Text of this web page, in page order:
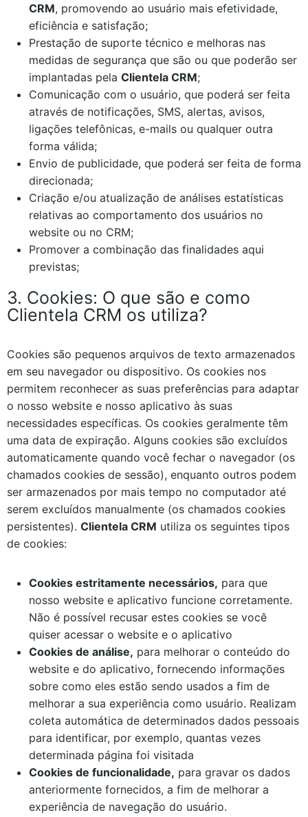
CRM, promovendo ao usuário mais efetividade,
eficiência e satisfação;
Prestação de suporte técnico e melhoras nas
medidas de segurança que são ou que poderão ser
implantadas pela Clientela CRM;
Comunicação com o usuário, que poderá ser feita
através de notificações, SMS, alertas, avisos,
ligações telefônicas, e-mails ou qualquer outra
forma válida;
Envio de publicidade, que poderá ser feita de forma
direcionada;
Criação e/ou atualização de análises estatísticas
relativas ao comportamento dos usuários no
website ou no CRM;
Promover a combinação das finalidades aqui
previstas;
3. Cookies: O que são e como
Clientela CRM os utiliza?
Cookies são pequenos arquivos de texto armazenados
em seu navegador ou dispositivo. Os cookies nos
permitem reconhecer as suas preferências para adaptar
o nosso website e nosso aplicativo às suas
necessidades específicas. Os cookies geralmente têm
uma data de expiração. Alguns cookies são excluídos
automaticamente quando você fechar o navegador (os
chamados cookies de sessão), enquanto outros podem
ser armazenados por mais tempo no computador até
serem excluídos manualmente (os chamados cookies
persistentes). Clientela CRM utiliza os seguintes tipos
de cookies:
Cookies estritamente necessários, para que
nosso website e aplicativo funcione corretamente.
Não é possível recusar estes cookies se você
quiser acessar o website e o aplicativo
Cookies de análise, para melhorar o conteúdo do
website e do aplicativo, fornecendo informações
sobre como eles estão sendo usados a fim de
melhorar a sua experiência como usuário. Realizam
coleta automática de determinados dados pessoais
para identificar, por exemplo, quantas vezes
determinada página foi visitada
Cookies de funcionalidade, para gravar os dados
anteriormente fornecidos, a fim de melhorar a
experiência de navegação do usuário.